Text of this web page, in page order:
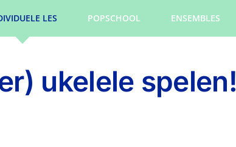
LES POPSCHOOL ENSEMBLES
ukelele spelen!